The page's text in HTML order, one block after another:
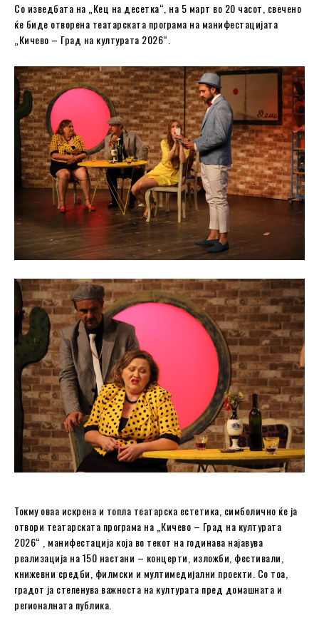
Со изведбата на „Кец на десетка“, на 5 март во 20 часот, свечено
ќе биде отворена театарската програма на манифестацијата
„Кичево – Град на културата 2026“.
Токму оваа искрена и топла театарска естетика, симболично ќе ја
отвори театарската програма на „Кичево – Град на културата
2026“ , манифестација која во текот на годинава најавува
реализација на 150 настани – концерти, изложби, фестивали,
книжевни средби, филмски и мултимедијални проекти. Со тоа,
градот ја степенува важноста на културата пред домашната и
регионалната публика.